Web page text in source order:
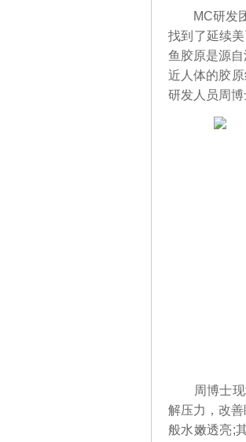
MC研发团
找到了延续
鱼胶原是源
近人体的胶
研发人员周博
周博士现场
解压力，改
般水嫩透亮;